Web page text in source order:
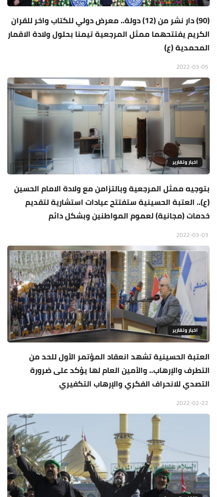
(90) دار نشر من (12) دولة.. معرض دولي للكتاب واخر للقران
الكريم يفتتحهما ممثل المرجعية تيمنا بحلول ولادة الاقمار
المحمدية (ع)
اخبار وتقارير
بتوجيه ممثل المرجعية وبالتزامن مع ولادة الامام الحسين
(ع).. العتبة الحسينية ستفتتح عيادات استشارية لتقديم
خدمات (مجانية) لعموم المواطنين وبشكل دائم
اخبار وتقارير
العتبة الحسينية تشهد انعقاد المؤتمر الأول للحد من
التطرف والإرهاب.. والأمين العام لها يؤكد على ضرورة
التصدي للانحراف الفكري والإرهاب التكفيري